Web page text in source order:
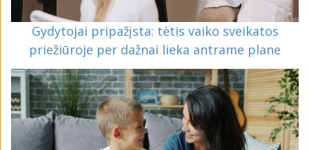
Gydytojai pripažįsta: tėtis vaiko sveikatos
priežiūroje per dažnai lieka antrame plane